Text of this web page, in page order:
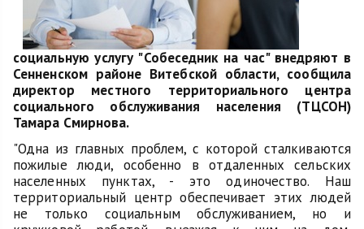
социальную услугу "Собеседник на час" внедряют в
Сенненском районе Витебской области, сообщила
директор местного территориального центра
социального обслуживания населения (ТЦСОН)
Тамара Смирнова.
"Одна из главных проблем, с которой сталкиваются
пожилые люди, особенно в отдаленных сельских
населенных пунктах, - это одиночество. Наш
территориальный центр обеспечивает этих людей
не только социальным обслуживанием, но и